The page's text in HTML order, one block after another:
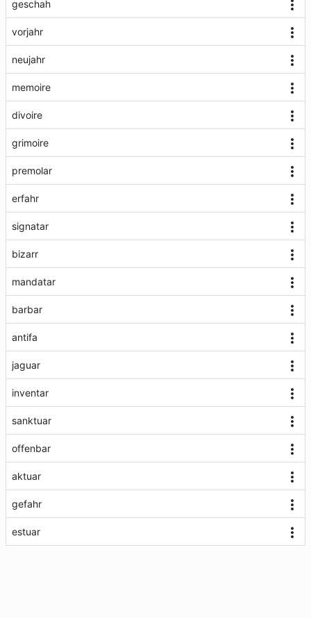
geschah
vorjahr
neujahr
memoire
divoire
grimoire
premolar
erfahr
signatar
bizarr
mandatar
barbar
antifa
jaguar
inventar
sanktuar
offenbar
aktuar
gefahr
estuar